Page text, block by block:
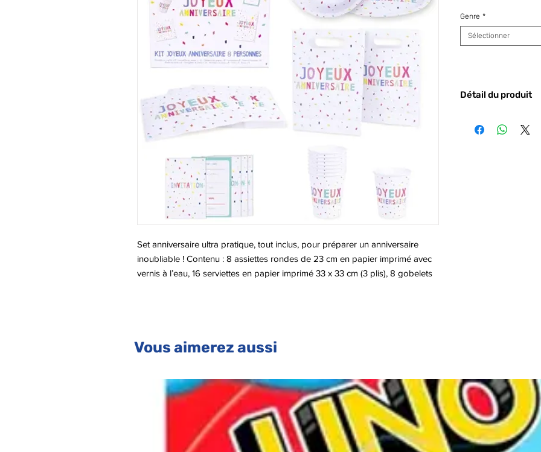
Set anniversaire ultra pratique, tout inclus, pour préparer un anniversaire
inoubliable ! Contenu : 8 assiettes rondes de 23 cm en papier imprimé avec
vernis à l’eau, 16 serviettes en papier imprimé 33 x 33 cm (3 plis), 8 gobelets
Genre *
Sélectionner
Détail du produit
Vous aimerez aussi